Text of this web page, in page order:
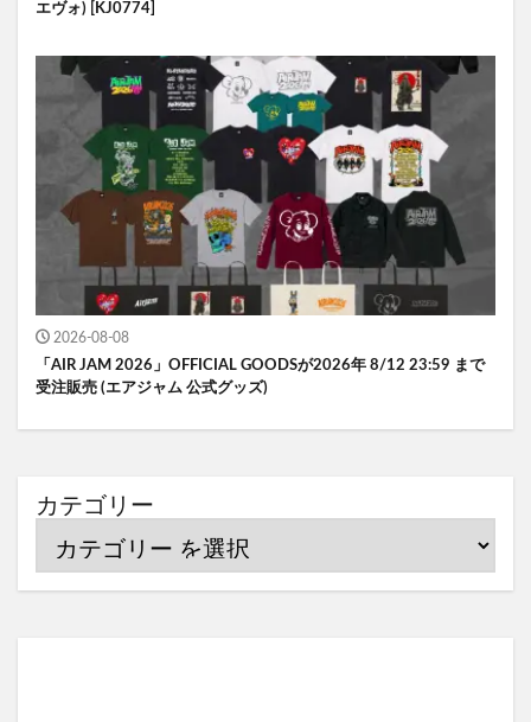
エヴォ) [KJ0774]
2026-08-08
「AIR JAM 2026」OFFICIAL GOODSが2026年 8/12 23:59 まで
受注販売 (エアジャム 公式グッズ)
カテゴリー